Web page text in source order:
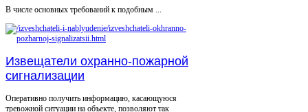
В числе основных требований к подобным ...
Извещатели охранно-пожарной
сигнализации
Оперативно получить информацию, касающуюся
тревожной ситуации на объекте, позволяют так